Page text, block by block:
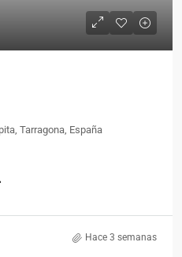
Tarragona, España
Hace 3 semanas